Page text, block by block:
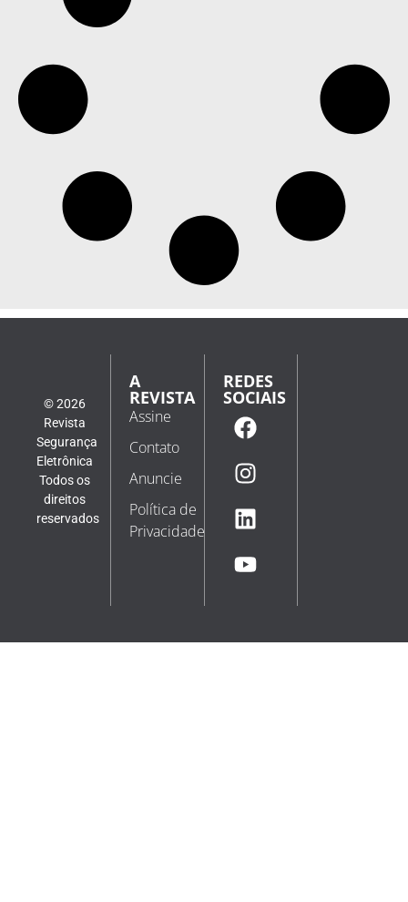
© 2026
Revista
Segurança
Eletrônica
Todos os
direitos
reservados
A
REVISTA
Assine
Contato
Anuncie
Política de
Privacidade
REDES
SOCIAIS